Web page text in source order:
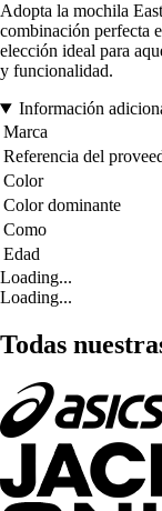
Adopta la mochila
combinación perfecta
elección ideal para
y funcionalidad.
Información
Marca
Referencia del
Color
Color dominante
Como
Edad
Loading...
Loading...
Todas